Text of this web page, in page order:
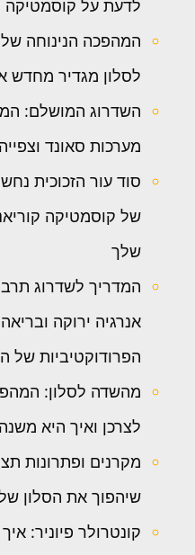
לדעת על קוסמטיקה
המהפכה הנינוחה
לסלון מגדיר מחדש
השדרוג המושלם:
מערכות סאונד
סוד עור הזכוכית
של קוסמטיקה
שלך
המדריך לשדרוג
אנרגיה ירוקה
הפרודוקטיביות של
מהשדה לסלון:
לצרכן ואיך היא
מקרנים ופתרונות
שיהפוך את הסלון
קונטרולר פיוניר: